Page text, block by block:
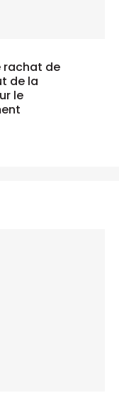
rachat de
de la
le